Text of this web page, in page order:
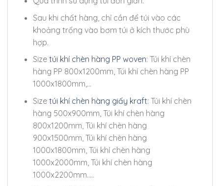
Sau khi chất hàng, chỉ cần để túi vào các
khoảng trống vào bơm túi ở kích thước phù
hợp.
Size túi khí chèn hàng PP woven: Túi khí chèn
hàng PP 800x1200mm, Túi khí chèn hàng PP
1000x1800mm,…
Size túi khí chèn hàng giấy kraft: Túi khí chèn
hàng 500x900mm, Túi khí chèn hàng
800x1200mm, Túi khí chèn hàng
900x1500mm, Túi khí chèn hàng
1000x1800mm, Túi khí chèn hàng
1000x2000mm, Túi khí chèn hàng
1000x2200mm…..